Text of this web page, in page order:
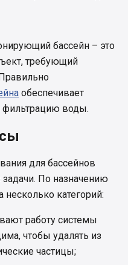
бассейн – это
требующий
обеспечивает
воды.
для бассейнов
По назначению
несколько категорий:
работу системы
чтобы удалять из
частицы;